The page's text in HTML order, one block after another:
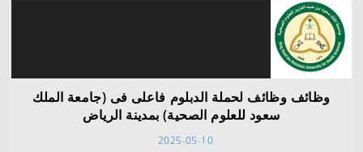
وظائف وظائف لحملة الدبلوم‬⁩ فاعلى فى (جامعة الملك
سعود للعلوم الصحية) بمدينة الرياض
2025-05-10